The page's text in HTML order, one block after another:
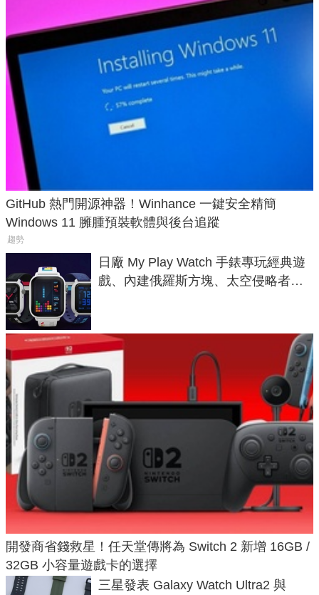
GitHub 熱門開源神器！Winhance 一鍵安全精簡
Windows 11 臃腫預裝軟體與後台追蹤
趨勢
日廠 My Play Watch 手錶專玩經典遊
戲、內建俄羅斯方塊、太空侵略者，
開發商省錢救星！任天堂傳將為 Switch 2 新增 16GB /
32GB 小容量遊戲卡的選擇
三星發表 Galaxy Watch Ultra2 與